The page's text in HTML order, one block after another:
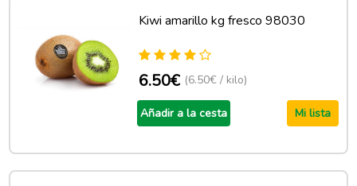
Kiwi amarillo kg fresco 98030
6.50€ (6.50€ / kilo)
Añadir a la cesta Mi lista